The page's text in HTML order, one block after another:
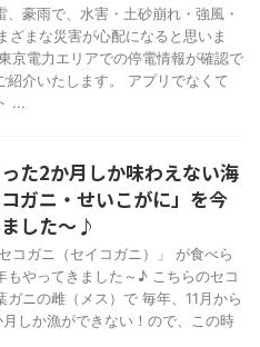
、豪雨で、水害・土砂崩れ・強風・
ざまな災害が心配になると思いま
京電力エリアでの停電情報が確認で
紹介いたします。 アプリでなくて
...
った2か月しか味わえない海
ガニ・せいこがに」を今
した～♪
コガニ（セイコガニ）」 が食べら
もやってきました～♪ こちらのセコ
ガニの雌（メス）で 毎年、11月から
しか漁ができない！ので、この時